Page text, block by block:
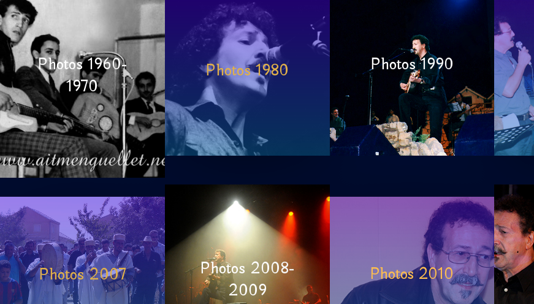
Photos 1960-
1970
Photos 1980 Photos 1990
Photos 2007
Photos 2008-
2009
Photos 2010